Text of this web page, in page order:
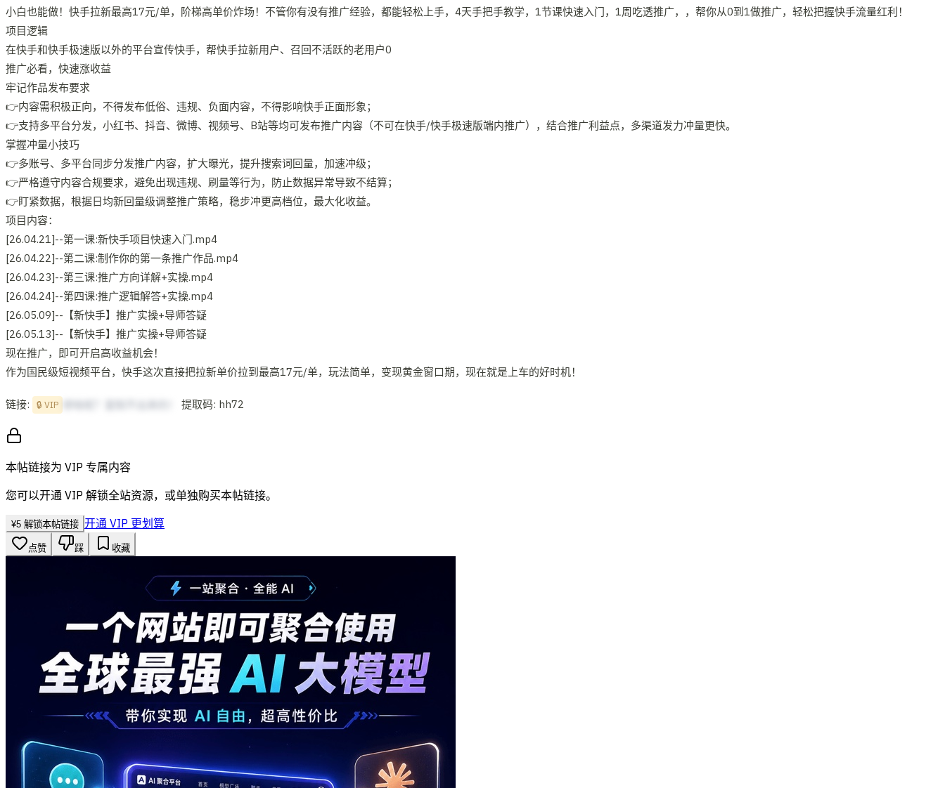
小白也能做！快手拉新最高17元/单，阶梯高单价炸场！不管你有没有推广经验，都能轻松上手，4天手把手教学，1节课快速入门，1周吃透推广，，帮你从0到1做推广，轻松把握快手流量红利！
项目逻辑
在快手和快手极速版以外的平台宣传快手，帮快手拉新用户、召回不活跃的老用户0
推广必看，快速涨收益
牢记作品发布要求
👉内容需积极正向，不得发布低俗、违规、负面内容，不得影响快手正面形象；
👉支持多平台分发，小红书、抖音、微博、视频号、B站等均可发布推广内容（不可在快手/快手极速版端内推广），结合推广利益点，多渠道发力冲量更快。
掌握冲量小技巧
👉多账号、多平台同步分发推广内容，扩大曝光，提升搜索词回量，加速冲级；
👉严格遵守内容合规要求，避免出现违规、刷量等行为，防止数据异常导致不结算；
👉盯紧数据，根据日均新回量级调整推广策略，稳步冲更高档位，最大化收益。
项目内容：
[26.04.21]--第一课:新快手项目快速入门.mp4
[26.04.22]--第二课:制作你的第一条推广作品.mp4
[26.04.23]--第三课:推广方向详解+实操.mp4
[26.04.24]--第四课:推广逻辑解答+实操.mp4
[26.05.09]--【新快手】推广实操+导师答疑
[26.05.13]--【新快手】推广实操+导师答疑
现在推广，即可开启高收益机会！
作为国民级短视频平台，快手这次直接把拉新单价拉到最高17元/单，玩法简单，变现黄金窗口期，现在就是上车的好时机！
链接: 🔒 VIP 提取码: hh72
本帖链接为 VIP 专属内容
您可以开通 VIP 解锁全站资源，或单独购买本帖链接。
¥5 解锁本帖链接 开通 VIP 更划算
点赞 踩 收藏